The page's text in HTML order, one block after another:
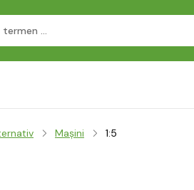
Mașini 1:5